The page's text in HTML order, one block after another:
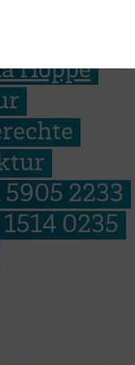
Ing.
Hoppe
2233
0235